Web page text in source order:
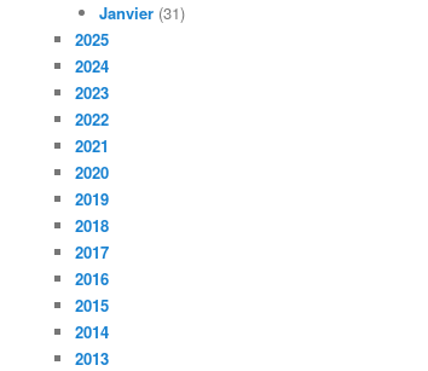
Janvier (31)
2025
2024
2023
2022
2021
2020
2019
2018
2017
2016
2015
2014
2013